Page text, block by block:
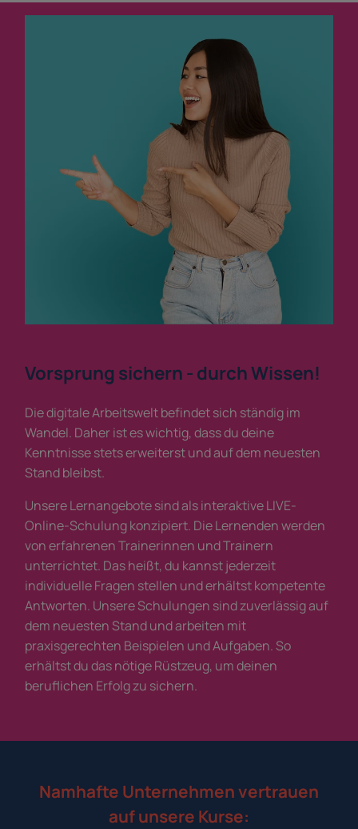
Vorsprung sichern - durch Wissen!
Die digitale Arbeitswelt befindet sich ständig im
Wandel. Daher ist es wichtig, dass du deine
Kenntnisse stets erweiterst und auf dem neuesten
Stand bleibst.
Unsere Lernangebote sind als interaktive LIVE-
Online-Schulung konzipiert. Die Lernenden werden
von erfahrenen Trainerinnen und Trainern
unterrichtet. Das heißt, du kannst jederzeit
individuelle Fragen stellen und erhältst kompetente
Antworten. Unsere Schulungen sind zuverlässig auf
dem neuesten Stand und arbeiten mit
praxisgerechten Beispielen und Aufgaben. So
erhältst du das nötige Rüstzeug, um deinen
beruflichen Erfolg zu sichern.
Namhafte Unternehmen vertrauen
auf unsere Kurse: